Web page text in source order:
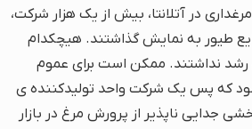
در آتلانتا، بیش از یک هزار شرکت،
طیور به نمایش گذاشتند. هیچکدام
نداشتند. ممکن است برای عموم
که پس یک شرکت واحد تولیدکننده ی
جدایی ناپذیر از پرورش مرغ در بازار